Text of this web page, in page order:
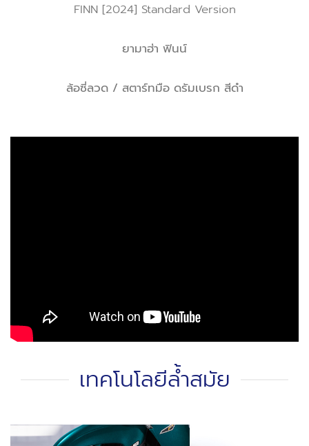
FINN [2024] Standard Version
ยามาฮ่า ฟินน์
ล้อซี่ลวด / สตาร์ทมือ ดรัมเบรก สีดำ
เทคโนโลยีล้ำสมัย